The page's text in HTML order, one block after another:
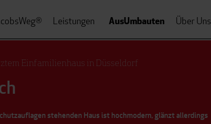
® Leistungen AusUmbauten Über Uns
Einfamilienhaus in Düsseldorf
stehenden Haus ist hochmodern, glänzt allerdings